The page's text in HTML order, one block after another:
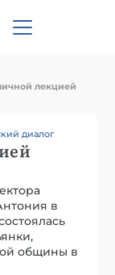
лекцией
диалог
в
общины в